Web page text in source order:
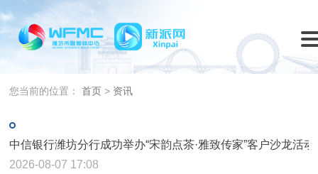
您当前的位置：首页 > 资讯
中信银行潍坊分行成功举办“宋韵点茶·雅致传家”客户沙龙活动
2026-08-07 17:08